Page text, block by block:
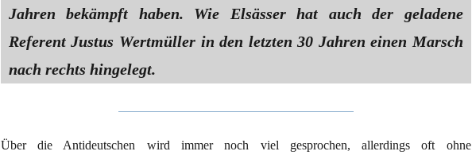
Jahren bekämpft haben. Wie Elsässer hat auch der geladene
Referent Justus Wertmüller in den letzten 30 Jahren einen Marsch
nach rechts hingelegt.
Über die Antideutschen wird immer noch viel gesprochen, allerdings oft ohne